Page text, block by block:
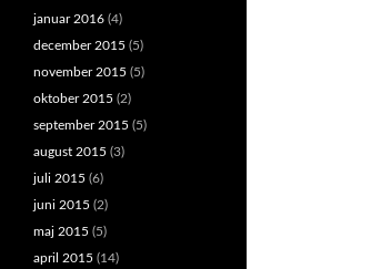
januar 2016 (4)
december 2015 (5)
november 2015 (5)
oktober 2015 (2)
september 2015 (5)
august 2015 (3)
juli 2015 (6)
juni 2015 (2)
maj 2015 (5)
april 2015 (14)